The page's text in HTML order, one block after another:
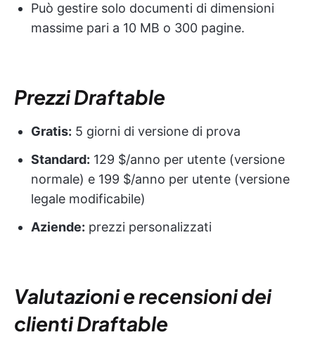
Può gestire solo documenti di dimensioni
massime pari a 10 MB o 300 pagine.
Prezzi Draftable
Gratis: 5 giorni di versione di prova
Standard: 129 $/anno per utente (versione
normale) e 199 $/anno per utente (versione
legale modificabile)
Aziende: prezzi personalizzati
Valutazioni e recensioni dei
clienti Draftable